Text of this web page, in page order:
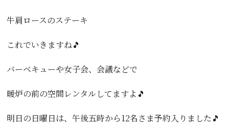
牛肩ロースのステーキ
これでいきますね🎵
バーベキューや女子会、会議などで
暖炉の前の空間レンタルしてますよ🎵
明日の日曜日は、午後五時から12名さま予約入りました🎵